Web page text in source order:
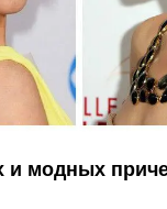
и модных